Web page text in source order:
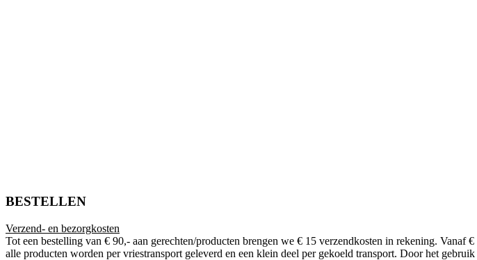
BESTELLEN
Verzend- en bezorgkosten
Tot een bestelling van € 90,- aan gerechten/producten brengen we € 15 verzendkosten in rekening.
alle producten worden per vriestransport geleverd en een klein deel per gekoeld transport. Door het